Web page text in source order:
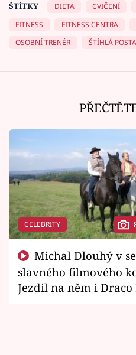
ŠTÍTKY
DIETA CVIČENÍ
FITNESS
FITNESS CENTRA
OSOBNÍ TRENÉR
ŠTÍHLÁ
CELEBRITY
slavného filmového
Jezdil na něm i